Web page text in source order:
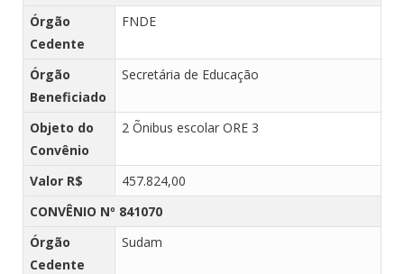
Órgão
Cedente
FNDE
Órgão
Beneficiado
Secretária de Educação
Objeto do
Convênio
2 Õnibus escolar ORE 3
Valor R$
457.824,00
CONVÊNIO Nº 841070
Órgão
Cedente
Sudam